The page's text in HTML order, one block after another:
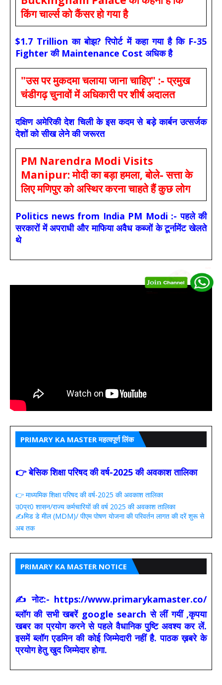
किंग चार्ल्स को कैंसर हो गया है
$1.7 Trillion का बोझ? रिपोर्ट में कहा गया है कि F-35
Fighter की Maintenance Cost अधिक है
"उस पर मुकदमा चलाया जाना चाहिए" :- प्रमुख
चंडीगढ़ चुनावों में अधिकारी पर शीर्ष अदालत
दक्षिण अमेरिकी देश चिली के इस कदम से बड़े कार्बन उत्सर्जक
देशों को सीख लेने की जरूरत
PM Narendra Modi Visits
Manipur: मोदी का बड़ा हमला, बोले- सत्ता के
लिए मणिपुर को अस्थिर करना चाहते हैं कुछ लोग
Politics news from India PM Modi :- पहले की
सरकारों में अपराधी और माफिया अवैध कब्जों के टूर्नामेंट खेलते
थे
PRIMARY KA MASTER महत्वपूर्ण लिंक
👉 बेसिक शिक्षा परिषद की वर्ष-2025 की अवकाश तालिका
👉 माध्यमिक शिक्षा परिषद की वर्ष-2025 की अवकाश तालिका
उ0प्र0 शासन/राज्य कर्मचारियों की वर्ष 2025 की अवकाश तालिका
✍️मिड डे मील (MDM)/ पीएम पोषण योजना की परिवर्तन लागत की दरें शुरू से
अब तक
PRIMARY KA MASTER NOTICE
✍ नोट:- https://www.primarykamaster.co/
ब्लॉग की सभी खबरें google search से लीं गयीं ,कृपया
खबर का प्रयोग करने से पहले वैधानिक पुष्टि अवश्य कर लें.
इसमें ब्लॉग एडमिन की कोई जिम्मेदारी नहीं है. पाठक ख़बरे के
प्रयोग हेतु खुद जिम्मेदार होगा.